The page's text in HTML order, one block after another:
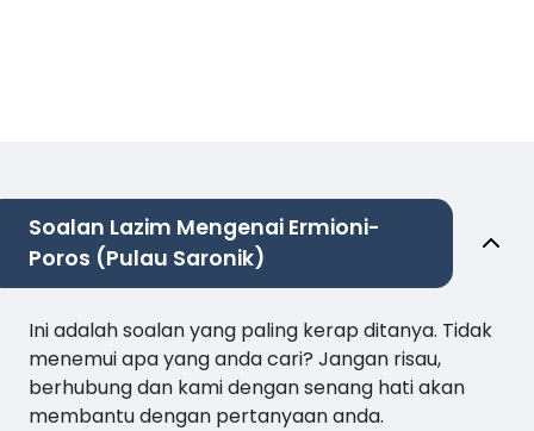
Soalan Lazim Mengenai Ermioni-
Poros (Pulau Saronik)
Ini adalah soalan yang paling kerap ditanya. Tidak
menemui apa yang anda cari? Jangan risau,
berhubung dan kami dengan senang hati akan
membantu dengan pertanyaan anda.